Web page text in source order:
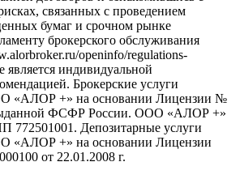
связанных с проведением
бумаг и срочном рынке
брокерского обслуживания
openinfo/regulations-
является индивидуальной
Брокерские услуги
«АЛОР +» на основании Лицензии №
ФСФР России. ООО «АЛОР +»
Депозитарные услуги
«АЛОР +» на основании Лицензии
от 22.01.2008 г.